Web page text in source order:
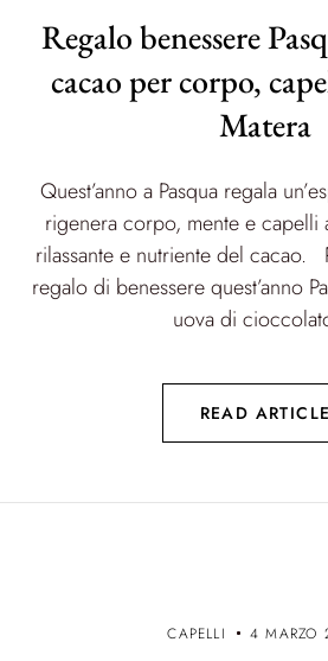
Regalo benessere
cacao per corpo,
Matera
Quest’anno a Pasqua regala
rigenera corpo, mente e capelli
rilassante e nutriente del cacao.
regalo di benessere quest’anno
uova di
READ ARTICLE
CAPELLI 4 MARZO